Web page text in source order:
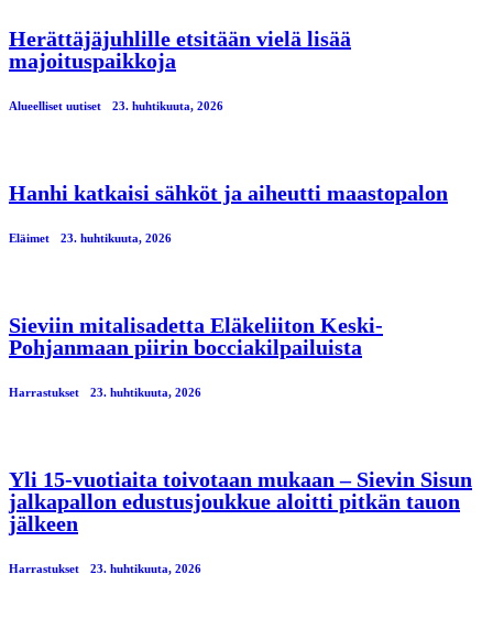
Herättäjäjuhlille etsitään vielä lisää
majoituspaikkoja
Alueelliset uutiset 23. huhtikuuta, 2026
Hanhi katkaisi sähköt ja aiheutti maastopalon
Eläimet 23. huhtikuuta, 2026
Sieviin mitalisadetta Eläkeliiton Keski-
Pohjanmaan piirin bocciakilpailuista
Harrastukset 23. huhtikuuta, 2026
Yli 15-vuotiaita toivotaan mukaan – Sievin Sisun
jalkapallon edustusjoukkue aloitti pitkän tauon
jälkeen
Harrastukset 23. huhtikuuta, 2026